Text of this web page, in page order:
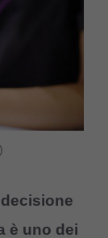
decisione
è uno dei